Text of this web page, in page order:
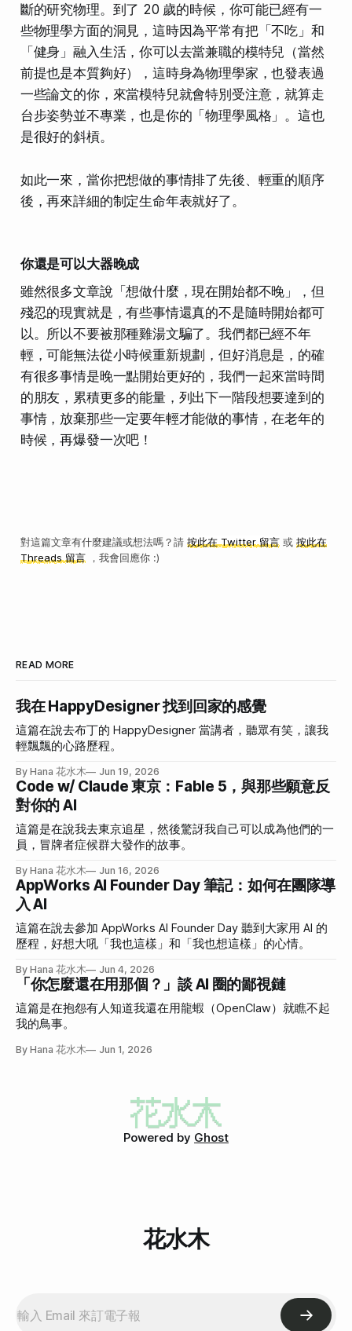
斷的研究物理。到了 20 歲的時候，你可能已經有一
些物理學方面的洞見，這時因為平常有把「不吃」和
「健身」融入生活，你可以去當兼職的模特兒（當然
前提也是本質夠好），這時身為物理學家，也發表過
一些論文的你，來當模特兒就會特別受注意，就算走
台步姿勢並不專業，也是你的「物理學風格」。這也
是很好的斜槓。
如此一來，當你把想做的事情排了先後、輕重的順序
後，再來詳細的制定生命年表就好了。
你還是可以大器晚成
雖然很多文章說「想做什麼，現在開始都不晚」，但
殘忍的現實就是，有些事情還真的不是隨時開始都可
以。所以不要被那種雞湯文騙了。我們都已經不年
輕，可能無法從小時候重新規劃，但好消息是，的確
有很多事情是晚一點開始更好的，我們一起來當時間
的朋友，累積更多的能量，列出下一階段想要達到的
事情，放棄那些一定要年輕才能做的事情，在老年的
時候，再爆發一次吧！
對這篇文章有什麼建議或想法嗎？請 按此在 Twitter 留言或 按此在
Threads 留言，我會回應你 :)
READ MORE
我在 HappyDesigner 找到回家的感覺
這篇在說去布丁的 HappyDesigner 當講者，聽眾有笑，讓我
輕飄飄的心路歷程。
By Hana 花水木 Jun 19, 2026
Code w/ Claude 東京：Fable 5，與那些願意反
對你的 AI
這篇是在說我去東京追星，然後驚訝我自己可以成為他們的一
員，冒牌者症候群大發作的故事。
By Hana 花水木 Jun 16, 2026
AppWorks AI Founder Day 筆記：如何在團隊導
入 AI
這篇在說去參加 AppWorks AI Founder Day 聽到大家用 AI 的
歷程，好想大吼「我也這樣」和「我也想這樣」的心情。
By Hana 花水木 Jun 4, 2026
「你怎麼還在用那個？」談 AI 圈的鄙視鏈
這篇是在抱怨有人知道我還在用龍蝦（OpenClaw）就瞧不起
我的鳥事。
By Hana 花水木 Jun 1, 2026
Powered by Ghost
花水木